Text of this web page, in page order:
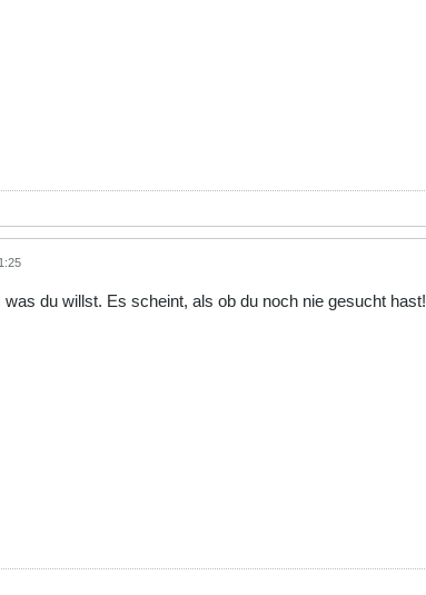
was du willst. Es scheint, als ob du noch nie gesucht hast!